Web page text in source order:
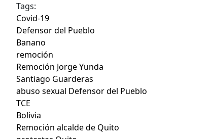
Tags:
Covid-19
Defensor del Pueblo
Banano
remoción
Remoción Jorge Yunda
Santiago Guarderas
abuso sexual Defensor del Pueblo
TCE
Bolivia
Remoción alcalde de Quito